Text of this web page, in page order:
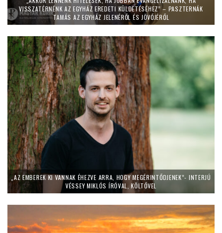
VISSZATÉRNÉNK AZ EGYHÁZ EREDETI KÜLDETÉSÉHEZ” – PASZTERNÁK
TAMÁS AZ EGYHÁZ JELENÉRŐL ÉS JÖVŐJÉRŐL
„AZ EMBEREK KI VANNAK ÉHEZVE ARRA, HOGY MEGÉRINTŐDJENEK”- INTERJÚ
VÉSSEY MIKLÓS ÍRÓVAL, KÖLTŐVEL